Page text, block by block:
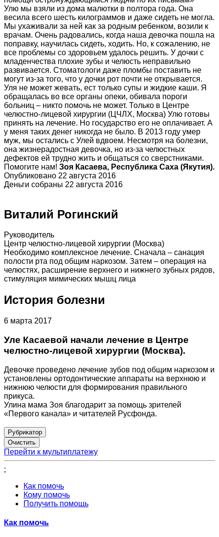
Улю мы взяли из дома малютки в полтора года. Она
весила всего шесть килограммов и даже сидеть не могла.
Мы ухаживали за ней как за родным ребенком, возили к
врачам. Очень радовались, когда наша девочка пошла на
поправку, научилась сидеть, ходить. Но, к сожалению, не
все проблемы со здоровьем удалось решить. У дочки с
младенчества плохие зубы и челюсть неправильно
развивается. Стоматологи даже пломбы поставить не
могут из-за того, что у дочки рот почти не открывается.
Уля не может жевать, ест только супы и жидкие каши. Я
обращалась во все органы опеки, обивала пороги
больниц – никто помочь не может. Только в Центре
челюстно-лицевой хирургии (ЦЧЛХ, Москва) Улю готовы
принять на лечение. Но государство его не оплачивает. А
у меня таких денег никогда не было. В 2013 году умер
муж, мы остались с Улей вдвоем. Несмотря на болезни,
она жизнерадостная девочка, но из-за челюстных
дефектов ей трудно жить и общаться со сверстниками.
Помогите нам! Зоя Касаева, Республика Саха (Якутия).
Опубликовано 22 августа 2016
Деньги собраны 22 августа 2016
Виталий Рогинский
Руководитель
Центр челюстно-лицевой хирургии (Москва)
Необходимо комплексное лечение. Сначала – санация
полости рта под общим наркозом. Затем – операция на
челюстях, расширение верхнего и нижнего зубных рядов,
стимуляция мимических мышц лица
История болезни
6 марта 2017
Уле Касаевой начали лечение в Центре
челюстно-лицевой хирургии (Москва).
Девочке проведено лечение зубов под общим наркозом и
установлены ортодонтические аппараты на верхнюю и
нижнюю челюсти для формирования правильного
прикуса.
Улина мама Зоя благодарит за помощь зрителей
«Первого канала» и читателей Русфонда.
Рубрикатор
Перейти к мультиплатежу
;
Как помочь
Кому помочь
Получить помощь
Как помочь